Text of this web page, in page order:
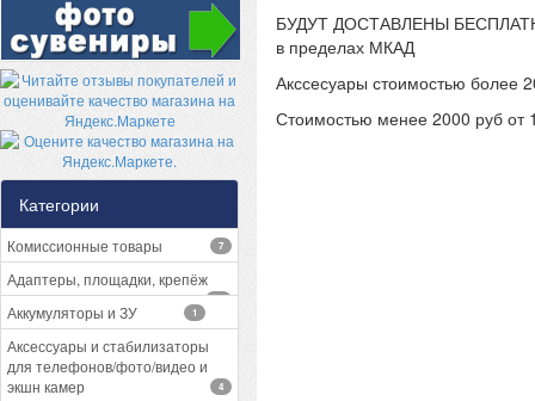
Категории
Комиссионные товары 7
Адаптеры, площадки, крепёж
13
Аккумуляторы и ЗУ 1
Аксессуары и стабилизаторы
для телефонов/фото/видео и
экшн камер
4
БУДУТ ДОСТАВЛЕНЫ
в пределах МКАД
Акссесуары стоимостью более
Стоимостью менее 2000 руб от